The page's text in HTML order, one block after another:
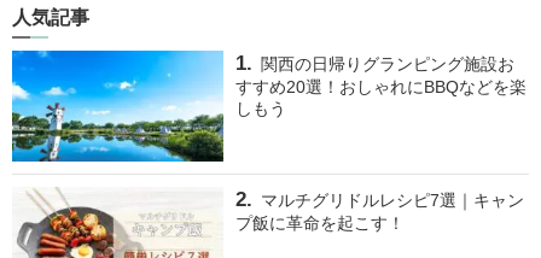
人気記事
関西の日帰りグランピング施設お
すすめ20選！おしゃれにBBQなどを楽
しもう
マルチグリドルレシピ7選｜キャン
プ飯に革命を起こす！